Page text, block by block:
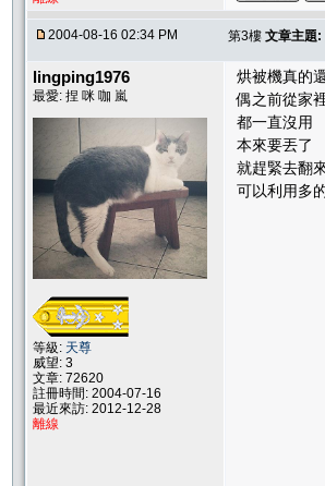
2004-08-16 02:34 PM 第3樓 文章主題:
lingping1976
最愛: 捏 咪 咖 嵐
等級: 天尊
威望: 3
文章: 72620
註冊時間: 2004-07-16
最近來訪: 2012-12-28
離線
烘被機真的
偶之前從家
都一直沒用
本來要丟了
就趕緊去
可以利用多